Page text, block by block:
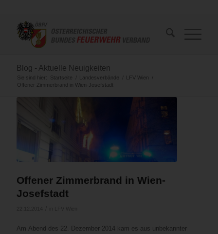
Blog - Aktuelle Neuigkeiten
Sie sind hier: Startseite / Landesverbände / LFV Wien
/
Offener Zimmerbrand in Wien-Josefstadt
Offener Zimmerbrand in Wien-
Josefstadt
Am Abend des 22. Dezember 2014 kam es aus unbekannter